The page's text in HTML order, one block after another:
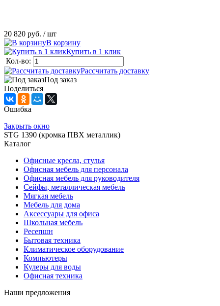
20 820 руб. / шт
В корзину
Купить в 1 клик
Кол-во:
Рассчитать доставку
Под заказ
Поделиться
Ошибка
Закрыть окно
STG 1390 (кромка ПВХ металлик)
Каталог
Офисные кресла, стулья
Офисная мебель для персонала
Офисная мебель для руководителя
Сейфы, металлическая мебель
Мягкая мебель
Мебель для дома
Аксессуары для офиса
Школьная мебель
Ресепшн
Бытовая техника
Климатическое оборудование
Компьютеры
Кулеры для воды
Офисная техника
Наши предложения